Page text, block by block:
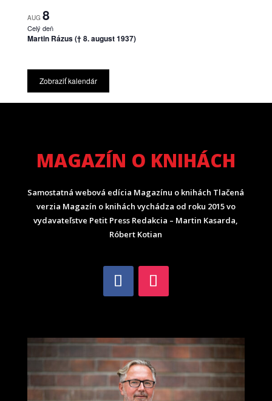
AUG 8
Celý deň
Martin Rázus († 8. august 1937)
Zobraziť kalendár
MAGAZÍN O KNIHÁCH
Samostatná webová edícia Magazínu o knihách Tlačená
verzia Magazín o knihách vychádza od roku 2015 vo
vydavateľstve Petit Press Redakcia – Martin Kasarda,
Róbert Kotian